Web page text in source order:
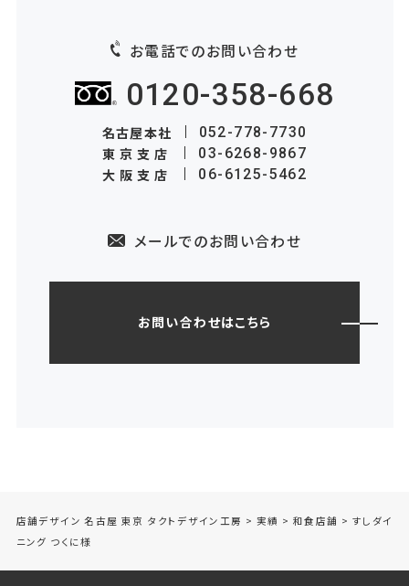
お電話でのお問い合わせ
0120-358-668
名古屋本社 052-778-7730
東京支店 03-6268-9867
大阪支店 06-6125-5462
メールでのお問い合わせ
お問い合わせはこちら
店舗デザイン 名古屋 東京 タクトデザイン工房 > 実績 > 和食店舗 > すしダイ
ニング つくに様